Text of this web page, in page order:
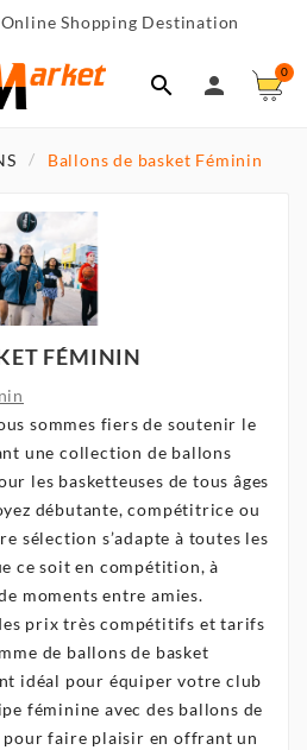
Shopping Destination
 
0
Ballons de basket Féminin
FÉMININ
sommes fiers de soutenir le
une collection de ballons
les basketteuses de tous âges
débutante, compétitrice ou
sélection s’adapte à toutes les
ce soit en compétition, à
moments entre amies.
prix très compétitifs et tarifs
de ballons de basket
idéal pour équiper votre club
féminine avec des ballons de
faire plaisir en offrant un